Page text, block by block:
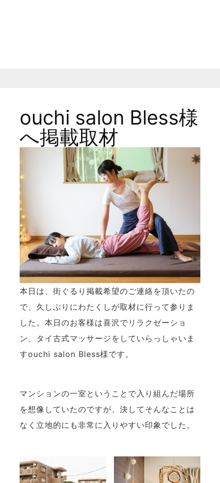
ouchi salon Bless様
へ掲載取材
本日は、街ぐるり掲載希望のご連絡を頂いたの
で、久しぶりにわたくしが取材に行って参りま
した。本日のお客様は喜沢でリラクゼーショ
ン、タイ古式マッサージをしていらっしゃいま
すouchi salon Bless様です。
マンションの一室ということで入り組んだ場所
を想像していたのですが、決してそんなことは
なく立地的にも非常に入りやすい印象でした。